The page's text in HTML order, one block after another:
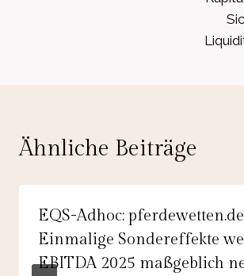
Ähnliche Beiträge
EQS-Adhoc:
Einmalige Sondereffekte
EBITDA 2025 maßgeblich